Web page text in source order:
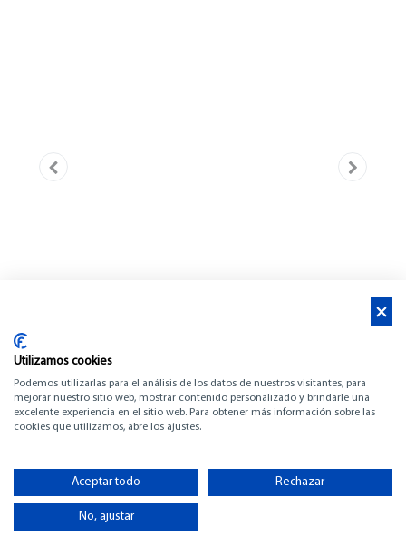
BENETEAU SWIFT
TRAWLER 41 FLY
-
Utilizamos cookies
Podemos utilizarlas para el análisis de los datos de nuestros visitantes, para
mejorar nuestro sitio web, mostrar contenido personalizado y brindarle una
excelente experiencia en el sitio web. Para obtener más información sobre las
cookies que utilizamos, abre los ajustes.
Aceptar todo Rechazar
No, ajustar